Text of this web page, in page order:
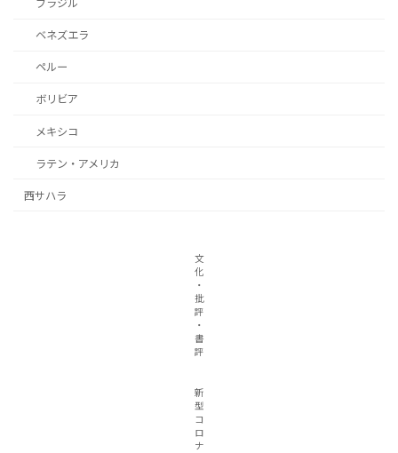
ブラジル
ベネズエラ
ペルー
ボリビア
メキシコ
ラテン・アメリカ
西サハラ
文
化
・
批
評
・
書
評
新
型
コ
ロ
ナ